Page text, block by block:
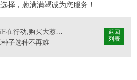
择，葱满满竭诚为您服务！
返回
列表
子选种不再难